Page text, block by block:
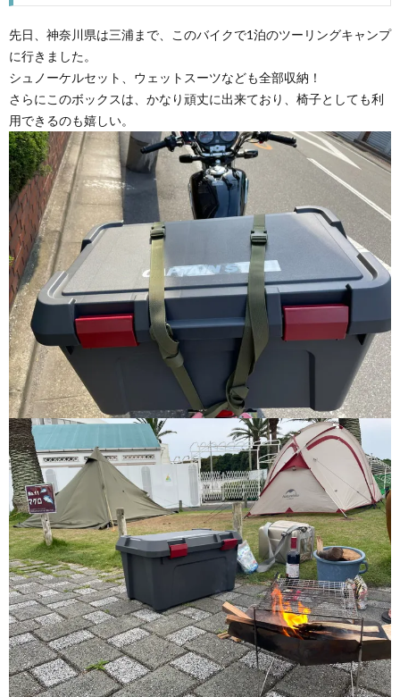
先日、神奈川県は三浦まで、このバイクで1泊のツーリングキャンプ
に行きました。
シュノーケルセット、ウェットスーツなども全部収納！
さらにこのボックスは、かなり頑丈に出来ており、椅子としても利
用できるのも嬉しい。